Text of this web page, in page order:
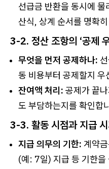
선급금 반환을 동시에
산식, 상계 순서를 명확
3-2. 정산 조항의 ‘공제
무엇을 먼저 공제하나:
동 비용부터 공제할지 우
잔여액 처리: 공제가 끝
도 부담하는지를 확인합
3-3. 활동 시점과 지급
지급 의무의 기한: 계약
(예: 7일) 지급 등 기한을